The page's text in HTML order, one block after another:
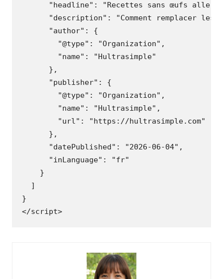
"headline" :
"Recettes sans œufs
"description" :
"Comment remplacer
"author" :
{
"@type" : "Organization" ,
"name" :
"Hultrasimple"
},
"publisher" :
{
"@type" : "Organization" ,
"name" : "Hultrasimple" ,
"url" :
"https://hultrasimple.com"
},
"datePublished" : "2026-06-04" ,
"inLanguage" :
"fr"
}
]
}
</script>